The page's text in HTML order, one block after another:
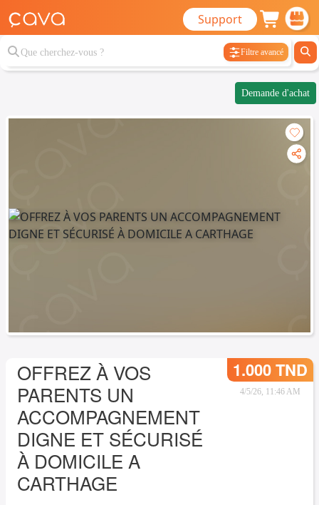
Support
Filtre avancé
Demande d'achat
OFFREZ À VOS
PARENTS UN
ACCOMPAGNEMENT
DIGNE ET SÉCURISÉ
À DOMICILE A
CARTHAGE
1.000 TND
4/5/26, 11:46 AM